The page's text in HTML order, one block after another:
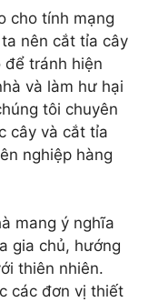
cho tính mạng
nên cắt tỉa cây
để tránh hiện
và làm hư hại
tôi chuyên
cây và cắt tỉa
nghiệp hàng
mang ý nghĩa
gia chủ, hướng
thiên nhiên.
các đơn vị thiết